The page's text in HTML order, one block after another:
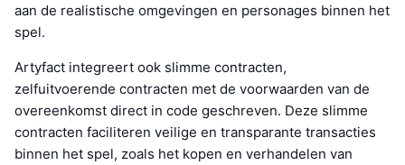
aan de realistische omgevingen en personages binnen het
spel.
Artyfact integreert ook slimme contracten,
zelfuitvoerende contracten met de voorwaarden van de
overeenkomst direct in code geschreven. Deze slimme
contracten faciliteren veilige en transparante transacties
binnen het spel, zoals het kopen en verhandelen van